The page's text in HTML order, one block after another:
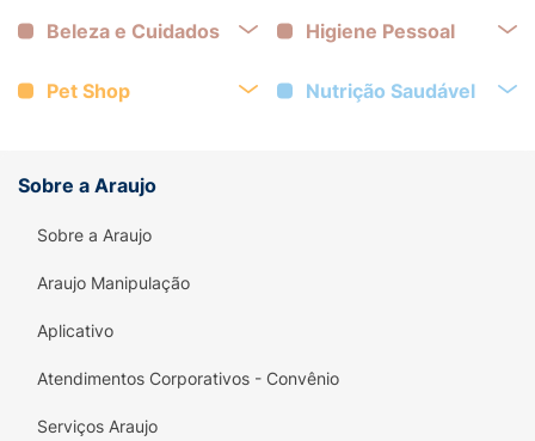
Beleza e Cuidados Higiene Pessoal
Pet Shop Nutrição Saudável
Sobre a Araujo
Sobre a Araujo
Araujo Manipulação
Aplicativo
Atendimentos Corporativos - Convênio
Serviços Araujo